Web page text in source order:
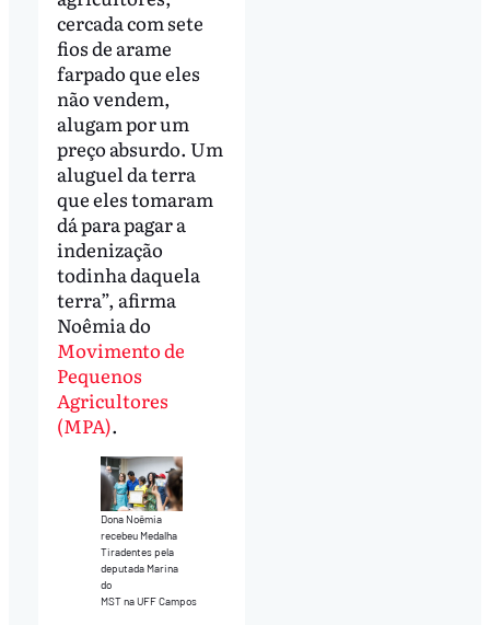
cercada com sete
fios de arame
farpado que eles
não vendem,
alugam por um
preço absurdo. Um
aluguel da terra
que eles tomaram
dá para pagar a
indenização
todinha daquela
terra”, afirma
Noêmia do
Movimento de
Pequenos
Agricultores
(MPA).
Dona Noêmia
recebeu Medalha
Tiradentes pela
deputada Marina
do
MST na UFF Campos